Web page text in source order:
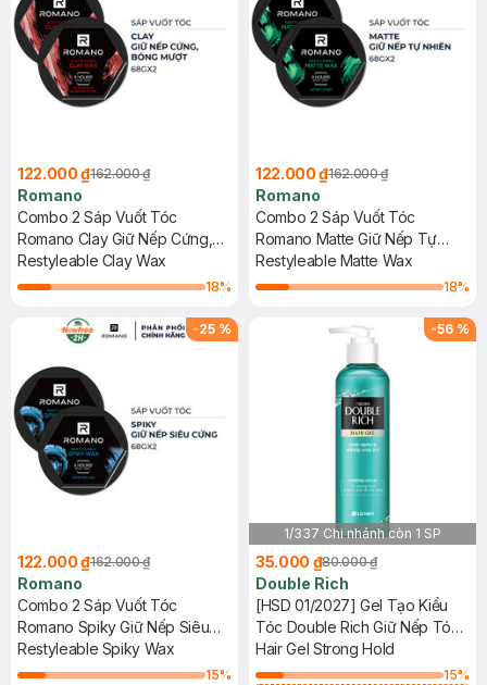
122.000 ₫162.000 ₫
Romano
Combo 2 Sáp Vuốt Tóc
Romano Clay Giữ Nếp Cứng,
Bóng Mượt 68g
Restyleable Clay Wax
18%
122.000 ₫162.000 ₫
Romano
Combo 2 Sáp Vuốt Tóc
Romano Matte Giữ Nếp Tự
Nhiên 68g
Restyleable Matte Wax
18%
-25 %
122.000 ₫162.000 ₫
Romano
Combo 2 Sáp Vuốt Tóc
Romano Spiky Giữ Nếp Siêu
Cứng 68g
Restyleable Spiky Wax
15%
-56 %
1/337 Chi nhánh còn 1 SP
35.000 ₫80.000 ₫
Double Rich
[HSD 01/2027] Gel Tạo Kiểu
Tóc Double Rich Giữ Nếp Tóc
Uốn 250ml
Hair Gel Strong Hold
15%